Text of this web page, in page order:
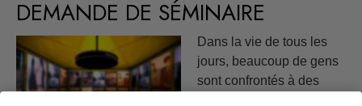
DEMANDE DE SÉMINAIRE
Dans la vie de tous les
jours, beaucoup de gens
sont confrontés à des